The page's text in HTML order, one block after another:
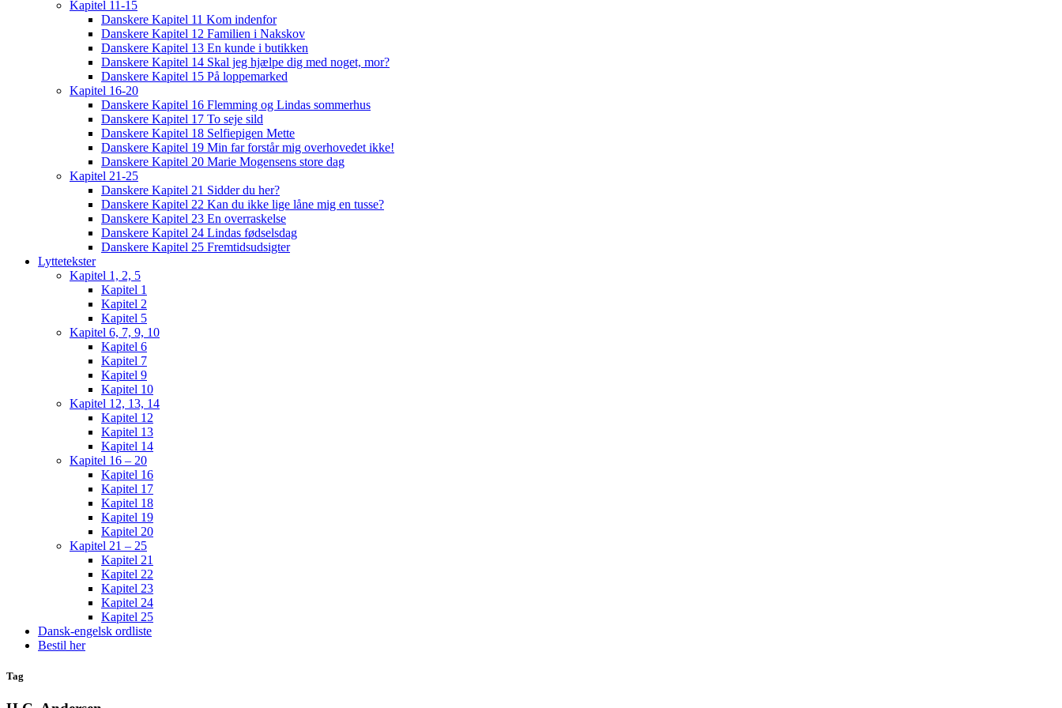
Kapitel 11-15
Danskere Kapitel 11 Kom indenfor
Danskere Kapitel 12 Familien i Nakskov
Danskere Kapitel 13 En kunde i butikken
Danskere Kapitel 14 Skal jeg hjælpe dig med noget, mor?
Danskere Kapitel 15 På loppemarked
Kapitel 16-20
Danskere Kapitel 16 Flemming og Lindas sommerhus
Danskere Kapitel 17 To seje sild
Danskere Kapitel 18 Selfiepigen Mette
Danskere Kapitel 19 Min far forstår mig overhovedet ikke!
Danskere Kapitel 20 Marie Mogensens store dag
Kapitel 21-25
Danskere Kapitel 21 Sidder du her?
Danskere Kapitel 22 Kan du ikke lige låne mig en tusse?
Danskere Kapitel 23 En overraskelse
Danskere Kapitel 24 Lindas fødselsdag
Danskere Kapitel 25 Fremtidsudsigter
Lyttetekster
Kapitel 1, 2, 5
Kapitel 1
Kapitel 2
Kapitel 5
Kapitel 6, 7, 9, 10
Kapitel 6
Kapitel 7
Kapitel 9
Kapitel 10
Kapitel 12, 13, 14
Kapitel 12
Kapitel 13
Kapitel 14
Kapitel 16 – 20
Kapitel 16
Kapitel 17
Kapitel 18
Kapitel 19
Kapitel 20
Kapitel 21 – 25
Kapitel 21
Kapitel 22
Kapitel 23
Kapitel 24
Kapitel 25
Dansk-engelsk ordliste
Bestil her
Tag